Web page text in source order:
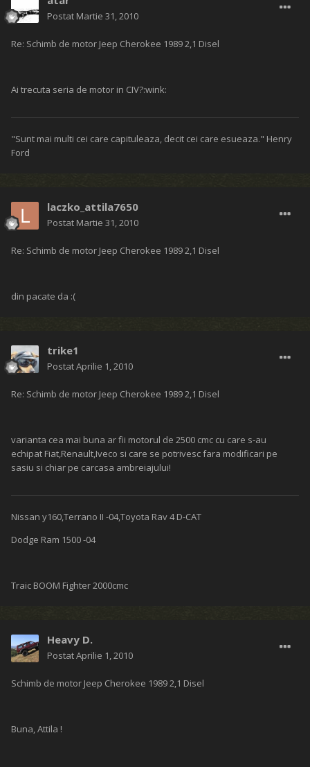
Postat Martie 31, 2010
Re: Schimb de motor Jeep Cherokee 1989 2,1 Disel
Ai trecuta seria de motor in CIV?:wink:
"Sunt mai multi cei care capituleaza, decit cei care esueaza." Henry
Ford
laczko_attila7650
Postat Martie 31, 2010
Re: Schimb de motor Jeep Cherokee 1989 2,1 Disel
din pacate da :(
trike1
PostatAprilie 1, 2010
Re: Schimb de motor Jeep Cherokee 1989 2,1 Disel
varianta cea mai buna ar fii motorul de 2500 cmc cu care s-au
echipat Fiat,Renault,Iveco si care se potrivesc fara modificari pe
sasiu si chiar pe carcasa ambreiajului!
Nissan y160,Terrano II -04,Toyota Rav 4 D-CAT
Dodge Ram 1500 -04
Traic BOOM Fighter 2000cmc
Heavy D.
PostatAprilie 1, 2010
Schimb de motor Jeep Cherokee 1989 2,1 Disel
Buna, Attila !